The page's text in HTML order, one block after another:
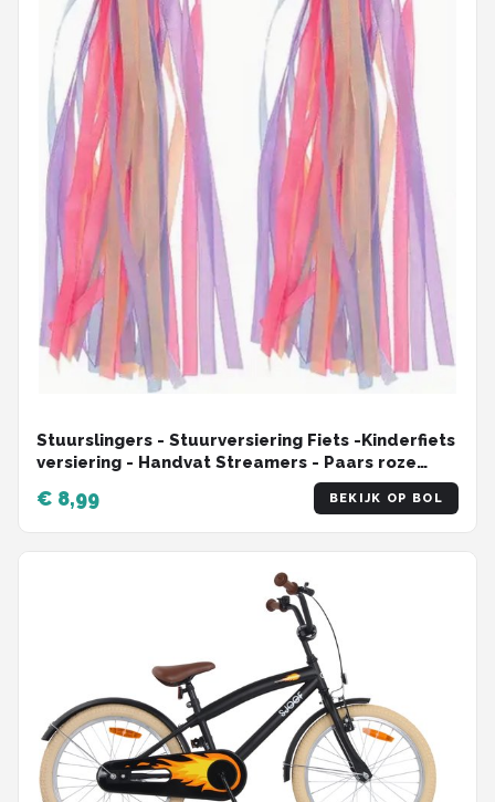
Stuurslingers - Stuurversiering Fiets -Kinderfiets
versiering - Handvat Streamers - Paars roze
€ 8,99 BEKIJK OP BOL